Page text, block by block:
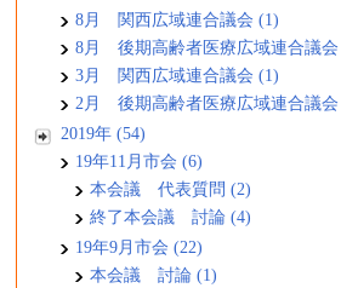
8月 関西広域連合議会 (1)
8月 後期高齢者医療広域連合議会
3月 関西広域連合議会 (1)
2月 後期高齢者医療広域連合議会
2019年 (54)
19年11月市会 (6)
本会議 代表質問 (2)
終了本会議 討論 (4)
19年9月市会 (22)
本会議 討論 (1)